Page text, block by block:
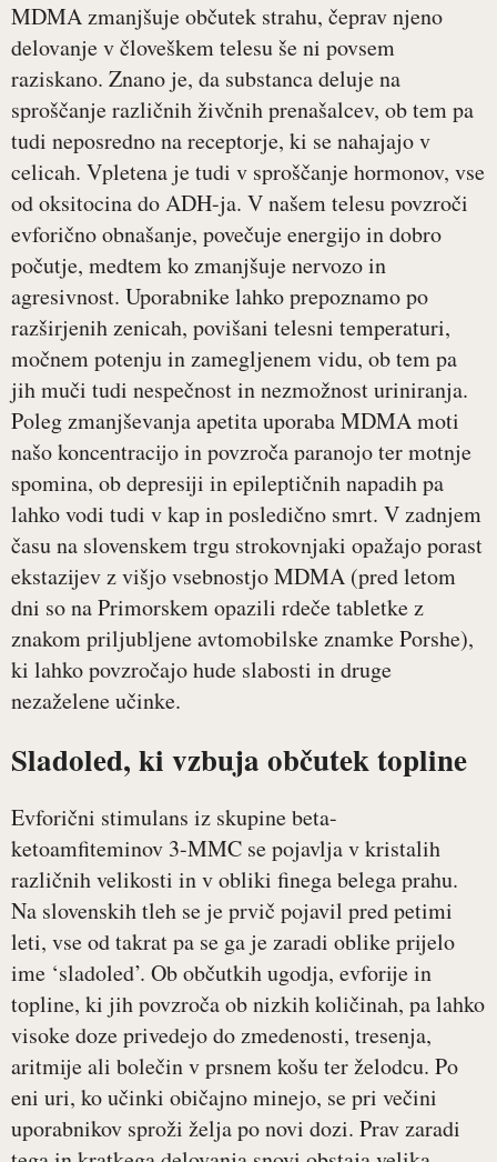
MDMA zmanjšuje občutek strahu, čeprav njeno
delovanje v človeškem telesu še ni povsem
raziskano. Znano je, da substanca deluje na
sproščanje različnih živčnih prenašalcev, ob tem pa
tudi neposredno na receptorje, ki se nahajajo v
celicah. Vpletena je tudi v sproščanje hormonov, vse
od oksitocina do ADH-ja. V našem telesu povzroči
evforično obnašanje, povečuje energijo in dobro
počutje, medtem ko zmanjšuje nervozo in
agresivnost. Uporabnike lahko prepoznamo po
razširjenih zenicah, povišani telesni temperaturi,
močnem potenju in zamegljenem vidu, ob tem pa
jih muči tudi nespečnost in nezmožnost uriniranja.
Poleg zmanjševanja apetita uporaba MDMA moti
našo koncentracijo in povzroča paranojo ter motnje
spomina, ob depresiji in epileptičnih napadih pa
lahko vodi tudi v kap in posledično smrt. V zadnjem
času na slovenskem trgu strokovnjaki opažajo porast
ekstazijev z višjo vsebnostjo MDMA (pred letom
dni so na Primorskem opazili rdeče tabletke z
znakom priljubljene avtomobilske znamke Porshe),
ki lahko povzročajo hude slabosti in druge
nezaželene učinke.
Sladoled, ki vzbuja občutek topline
Evforični stimulans iz skupine beta-
ketoamfiteminov 3-MMC se pojavlja v kristalih
različnih velikosti in v obliki finega belega prahu.
Na slovenskih tleh se je prvič pojavil pred petimi
leti, vse od takrat pa se ga je zaradi oblike prijelo
ime ‘sladoled’. Ob občutkih ugodja, evforije in
topline, ki jih povzroča ob nizkih količinah, pa lahko
visoke doze privedejo do zmedenosti, tresenja,
aritmije ali bolečin v prsnem košu ter želodcu. Po
eni uri, ko učinki običajno minejo, se pri večini
uporabnikov sproži želja po novi dozi. Prav zaradi